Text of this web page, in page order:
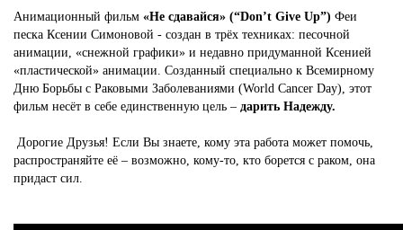
Анимационный фильм «Не сдавайся» (“Don’t Give Up”) Феи
песка Ксении Симоновой - создан в трёх техниках: песочной
анимации, «снежной графики» и недавно придуманной Ксенией
«пластической» анимации. Созданный специально к Всемирному
Дню Борьбы с Раковыми Заболеваниями (World Cancer Day), этот
фильм несёт в себе единственную цель – дарить Надежду.
Дорогие Друзья! Если Вы знаете, кому эта работа может помочь,
распространяйте её – возможно, кому-то, кто борется с раком, она
придаст сил.